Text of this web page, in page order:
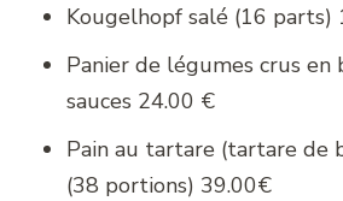
Kougelhopf salé (16 parts)
Panier de légumes crus en
sauces 24.00 €
Pain au tartare (tartare de
(38 portions) 39.00€